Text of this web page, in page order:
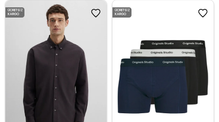
ÜCRETSIZ
KARGO
ÜCRETSIZ
KARGO